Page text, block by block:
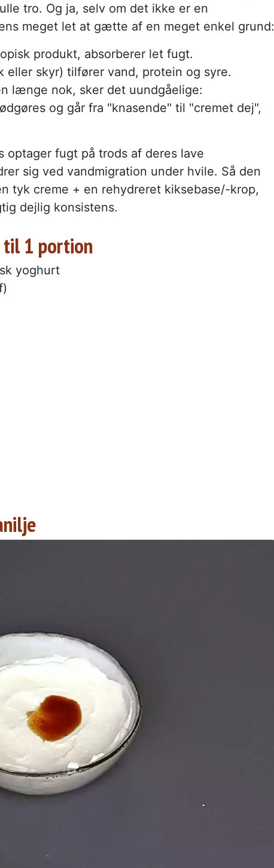
tro. Og ja, selv om det ikke er en
meget let at gætte af en meget enkel grund:
produkt, absorberer let fugt.
skyr) tilfører vand, protein og syre.
længe nok, sker det uundgåelige:
og går fra "knasende" til "cremet dej",
optager fugt på trods af deres lave
sig ved vandmigration under hvile. Så den
tyk creme + en rehydreret kiksebase/-krop,
dejlig konsistens.
til 1 portion
yoghurt